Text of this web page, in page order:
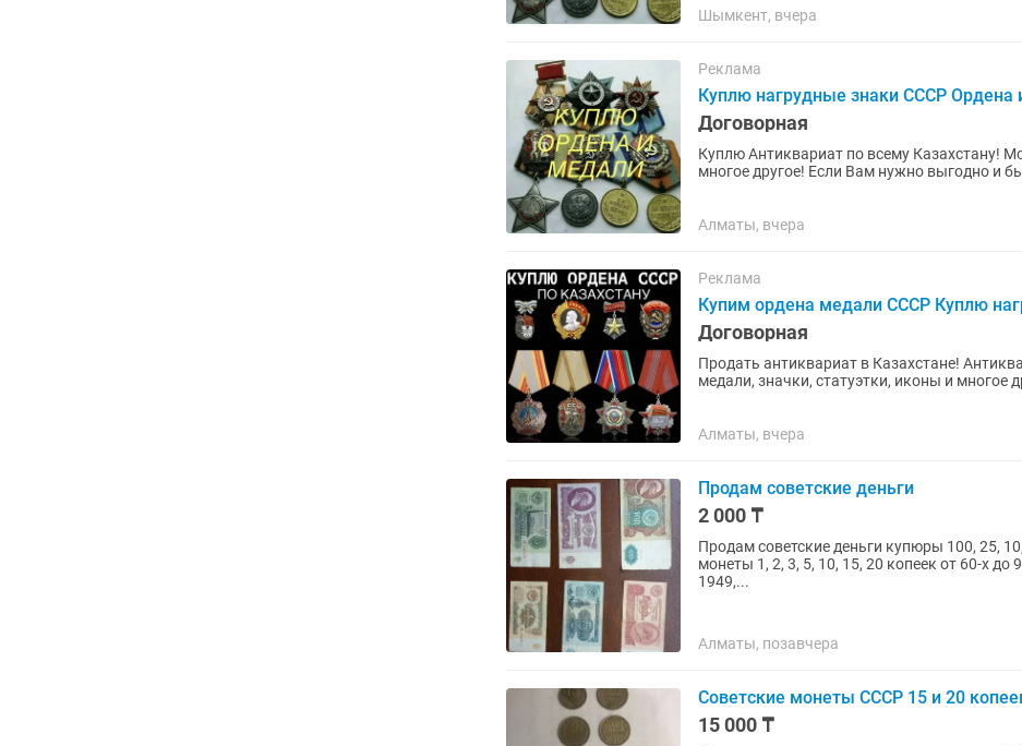
Шымкент, вчера
Реклама
Куплю нагрудные знаки СССР Ордена
Договорная
Куплю Антиквариат по всему Казахстану!
многое другое! Если Вам нужно выгодно и
Алматы, вчера
Реклама
Купим ордена медали СССР Куплю
Договорная
Продать антиквариат в Казахстане!
медали, значки, статуэтки, иконы и
Алматы, вчера
Продам советские деньги
2 000 ₸
Продам советские деньги купюры 100, 25,
монеты 1, 2, 3, 5, 10, 15, 20 копеек от 60-х
1949,...
Алматы, позавчера
Советские монеты СССР 15 и 20
15 000 ₸